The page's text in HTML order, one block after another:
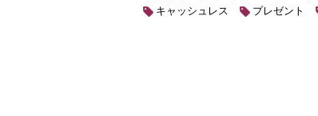
キャッシュレス
プレゼント